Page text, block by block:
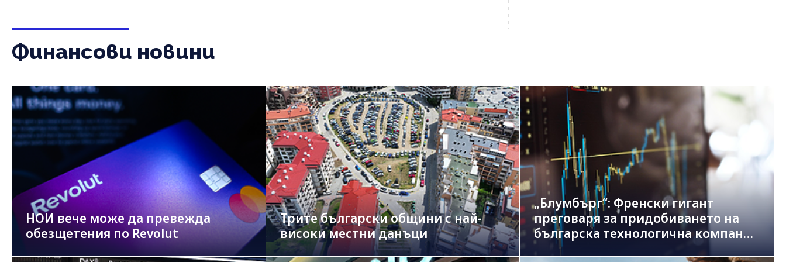
Финансови новини
НОИ вече може да превежда
обезщетения по Revolut
Трите български общини с най-
високи местни данъци
„Блумбърг“: Френски гигант
преговаря за придобиването на
българска технологична компания
в сделка за 1.3 млрд. евро